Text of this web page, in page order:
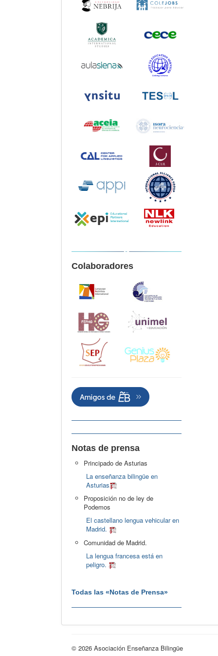
Colaboradores
Notas de prensa
Principado de Asturias
La enseñanza bilingüe en
Asturias
Proposición no de ley de
Podemos
El castellano lengua vehicular en
Madrid.
Comunidad de Madrid.
La lengua francesa está en
peligro.
Todas las «Notas de Prensa»
© 2026 Asociación Enseñanza Bilingüe